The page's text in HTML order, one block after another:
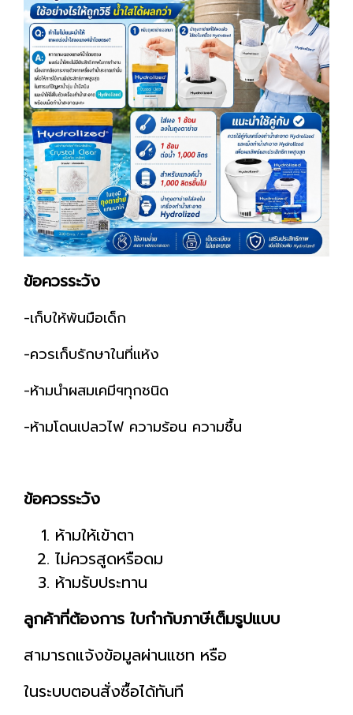
ข้อควรระวัง
-เก็บให้พ้นมือเด็ก
-ควรเก็บรักษาในที่แห้ง
-ห้ามนำผสมเคมีฯทุกชนิด
-ห้ามโดนเปลวไฟ ความร้อน ความชื้น
ข้อควรระวัง
ห้ามให้เข้าตา
ไม่ควรสูดหรือดม
ห้ามรับประทาน
ลูกค้าที่ต้องการ ใบกำกับภาษีเต็มรูปแบบ
สามารถแจ้งข้อมูลผ่านแชท หรือ
ในระบบตอนสั่งซื้อได้ทันที